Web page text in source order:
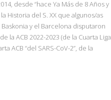
desde “hace Ya Más de 8 Años y
Historia del S. XX que algunos/as
y el Barcelona disputaron
la ACB 2022-2023 (de la Cuarta Liga
ACB “del SARS-CoV-2”, de la